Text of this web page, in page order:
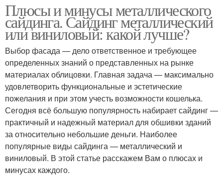
Плюсы и минусы металлического
сайдинга. Сайдинг металлический
или виниловый: какой лучше?
Выбор фасада — дело ответственное и требующее
определенных знаний о представленных на рынке
материалах облицовки. Главная задача — максимально
удовлетворить функциональные и эстетические
пожелания и при этом учесть возможности кошелька.
Сегодня всё большую популярность набирает сайдинг —
практичный и надежный материал для обшивки зданий
за относительно небольшие деньги. Наиболее
популярные виды сайдинга — металлический и
виниловый. В этой статье расскажем Вам о плюсах и
минусах каждого.